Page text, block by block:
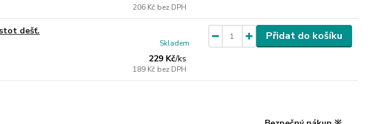
206 Kč bez DPH
dešť.
229 Kč/ks
189 Kč bez DPH
Skladem
Přidat do košíku